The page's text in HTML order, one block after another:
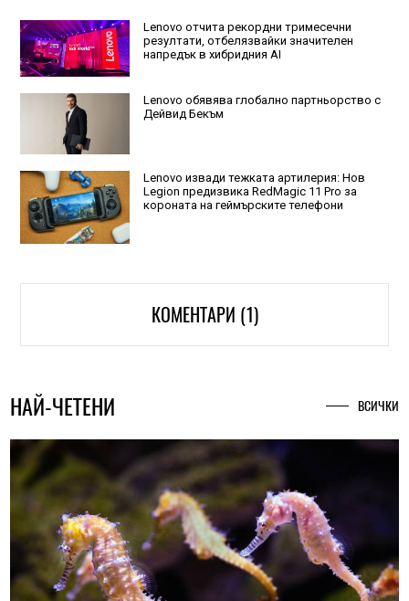
Lenovo отчита рекордни тримесечни
резултати, отбелязвайки значителен
напредък в хибридния AI
Lenovo обявява глобално партньорство с
Дейвид Бекъм
Lenovo извади тежката артилерия: Нов
Legion предизвика RedMagic 11 Pro за
короната на геймърските телефони
КОМЕНТАРИ (1)
НАЙ-ЧЕТЕНИ ВСИЧКИ